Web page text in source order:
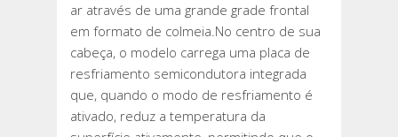
ar através de uma grande grade frontal
em formato de colmeia.No centro de sua
cabeça, o modelo carrega uma placa de
resfriamento semicondutora integrada
que, quando o modo de resfriamento é
ativado, reduz a temperatura da